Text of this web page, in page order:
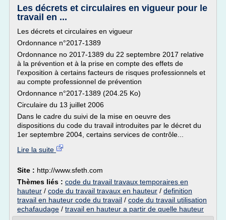
Les décrets et circulaires en vigueur pour le
travail en ...
Les décrets et circulaires en vigueur
Ordonnance n°2017-1389
Ordonnance no 2017-1389 du 22 septembre 2017 relative
à la prévention et à la prise en compte des effets de
l'exposition à certains facteurs de risques professionnels et
au compte professionnel de prévention
Ordonnance n°2017-1389 (204.25 Ko)
Circulaire du 13 juillet 2006
Dans le cadre du suivi de la mise en oeuvre des
dispositions du code du travail introduites par le décret du
1er septembre 2004, certains services de contrôle...
Lire la suite
Site : http://www.sfeth.com
Thèmes liés : code du travail travaux temporaires en
hauteur / code du travail travaux en hauteur / definition
travail en hauteur code du travail / code du travail utilisation
echafaudage / travail en hauteur a partir de quelle hauteur